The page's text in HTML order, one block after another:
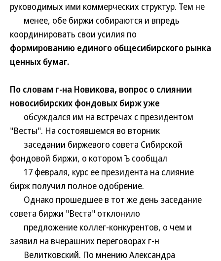
руководимых ими коммерческих структур. Тем не
менее, обе биржи собираются и впредь
координировать свои усилия по
формированию единого общесибирского рынка
ценных бумаг.
По словам г-на Новикова, вопрос о слиянии
новосибирских фондовых бирж уже
обсуждался им на встречах с президентом
"Весты". На состоявшемся во вторник
заседании биржевого совета Сибирской
фондовой биржи, о котором Ъ сообщал
17 февраля, курс ее президента на слияние
бирж получил полное одобрение.
Однако прошедшее в тот же день заседание
совета биржи "Веста" отклонило
предложение коллег-конкурентов, о чем и
заявил на вчерашних переговорах г-н
Велитковский. По мнению Александра